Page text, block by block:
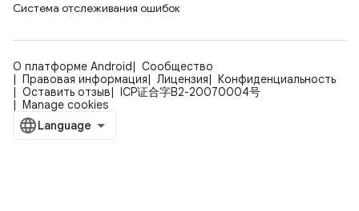
Система отслеживания ошибок
О платформе Android
Сообщество
Правовая информация
Лицензия
Конфиденциальность
Оставить отзыв
ICP证合字B2-20070004号
Manage cookies